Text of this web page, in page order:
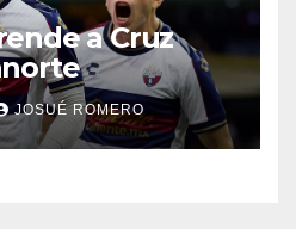
a Cruz
JOSUÉ ROMERO